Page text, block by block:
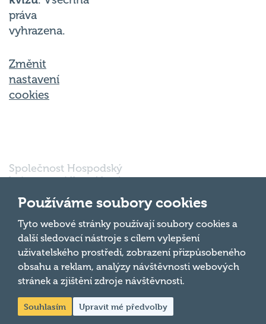
práva
vyhrazena.
Změnit
nastavení
cookies
Společnost Hospodský
kvíz s.r.o., sídlem Nové
602 00 Brno, IČ:
03980138, DIČ:
CZ03980138 je vedena
pod spisovou značkou
a oddílem 90428 C u
Krajského soudu v
Brně.
Nahoru
Používáme soubory cookies
Tyto webové stránky používají soubory cookies a
další sledovací nástroje s cílem vylepšení
uživatelského prostředí, zobrazení přizpůsobeného
obsahu a reklam, analýzy návštěvnosti webových
stránek a zjištění zdroje návštěvnosti.
Souhlasím Upravit mé předvolby